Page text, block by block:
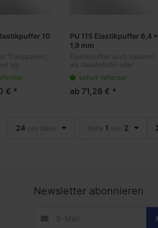
10
Transparent,
als
sind die
für viele
Sie kleben
€ *
PU 115 Elastikpuffer 6,4 x
1,9 mm
Elastikpuffer auch bekannt
als Gerätefüße oder
ideale Lösung für viele
Anwendungen. Sie kleben
transparent am Objekt und
sofort lieferbar
ab 71,28 € *
24 pro Seite Seite 1 von 2
Newsletter abonnieren